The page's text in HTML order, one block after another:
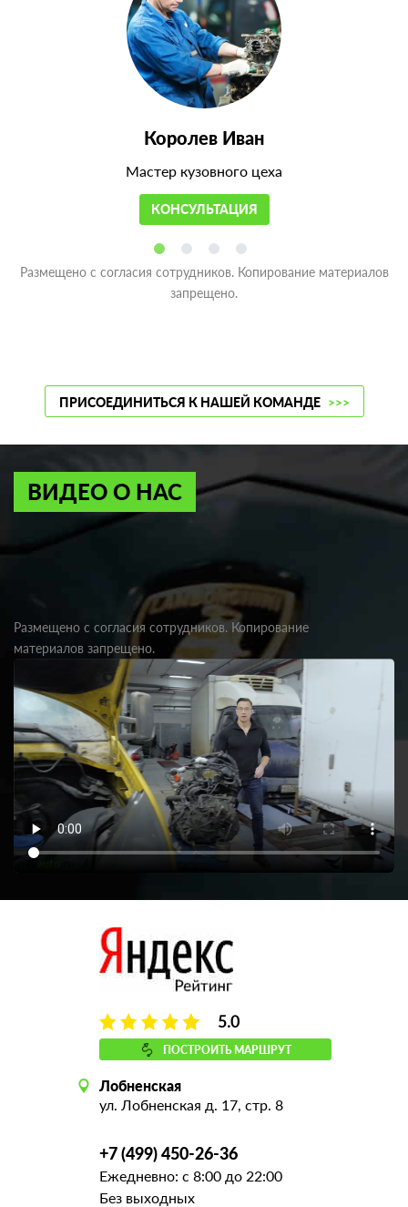
Королев Иван
Мастер кузовного цеха
КОНСУЛЬТАЦИЯ
Размещено с согласия сотрудников. Копирование материалов
запрещено.
ПРИСОЕДИНИТЬСЯ К НАШЕЙ КОМАНДЕ >>>
ВИДЕО О НАС
Размещено с согласия сотрудников. Копирование
материалов запрещено.
5.0
ПОСТРОИТЬ МАРШРУТ
Лобненская
ул. Лобненская д. 17, стр. 8
+7 (499) 450-26-36
Ежедневно: с 8:00 до 22:00
Без выходных